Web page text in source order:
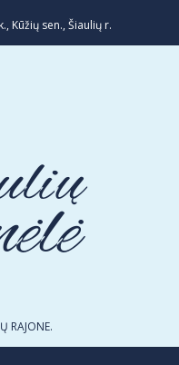
Kūžių sen., Šiaulių r.
RAJONE.